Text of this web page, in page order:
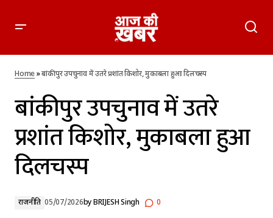
बांकीपुर उपचुनाव में उतरे प्रशांत किशोर, मुकाबला हुआ दिलचस्प
Home»बांकीपुर उपचुनाव में उतरे प्रशांत किशोर, मुकाबला हुआ दिलचस्प
बांकीपुर उपचुनाव में उतरे
प्रशांत किशोर, मुकाबला हुआ
दिलचस्प
राजनीति 05/07/2026byBRIJESH Singh 0